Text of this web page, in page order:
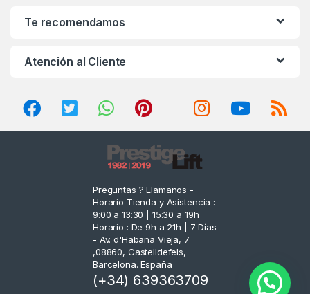
Te recomendamos
Atención al Cliente
Preguntas ? Llamanos -
Horario Tienda y Asistencia :
9:00 a 13:30 | 15:30 a 19h
Horario : De 9h a 21h | 7 Días
- Av. d'Habana Vieja, 7
,08860, Castelldefels,
Barcelona. España
(+34) 639363709